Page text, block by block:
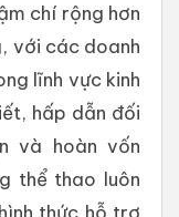
chí rộng hơn
với các doanh
lĩnh vực kinh
hấp dẫn đối
và hoàn vốn
thể thao luôn